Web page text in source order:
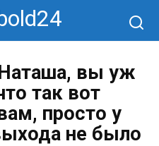
вы уж
так вот
просто у
не было